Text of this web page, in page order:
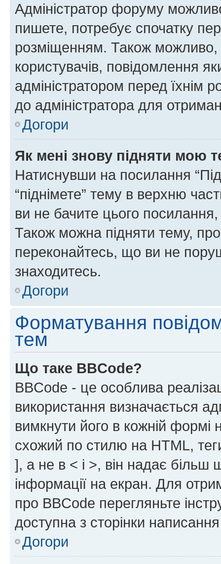
Адміністратор форуму
пишете, потребує спочатку
розміщенням. Також можливо,
користувачів, повідомлення
адміністратором перед їхнім
до адміністратора для
Догори
Як мені знову підняти мою
Натиснувши на посилання
“піднімете” тему в верхню
ви не бачите цього
Також можна підняти тему,
переконайтесь, що ви не
знаходитесь.
Догори
Форматування
тем
Що таке BBCode?
BBCode - це особлива
використання визначається
вимкнути його в кожній
схожий по стилю на HTML,
], а не в < і >, він надає більш
інформації на екран. Для
про BBCode перегляньте
доступна з сторінки
Догори